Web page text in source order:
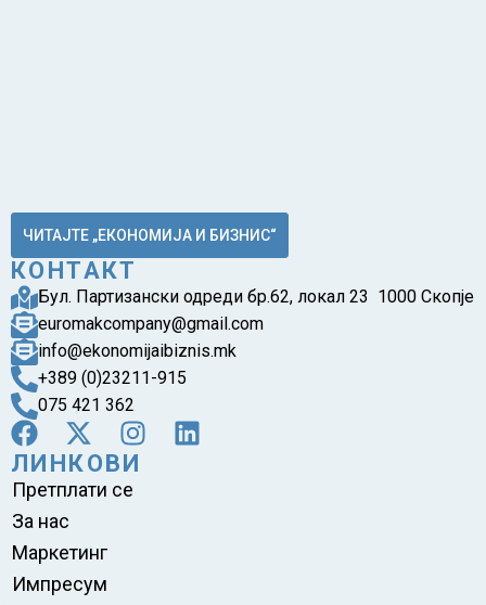
ЧИТАЈТЕ „ЕКОНОМИЈА И БИЗНИС“
КОНТАКТ
Бул. Партизански одреди бр.62, локал 23 1000 Скопје
euromakcompany@gmail.com
info@ekonomijaibiznis.mk
+389 (0)23211-915
075 421 362
ЛИНКОВИ
Претплати се
За нас
Маркетинг
Импресум